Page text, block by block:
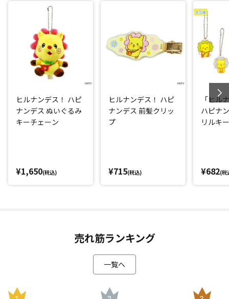
ヒルナンデス！ ハピ
ナンデス ぬいぐるみ
キーチェーン
¥1,650(税込)
ヒルナンデス！ ハピ
ナンデス 前髪クリッ
プ
¥715(税込)
「ヒル
ハピナ
リルキ
¥682(税
売れ筋ランキング
一覧へ